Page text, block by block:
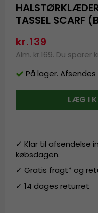
TASSEL SCARF
kr.139
Alm. kr.169. Du sparer
På lager.
LÆG I
✓ Klar til afsendelse
købsdagen.
✓ Gratis fragt* og
✓ 14 dages returret